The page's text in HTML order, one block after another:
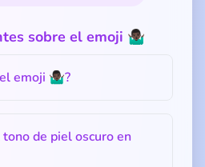
sobre el emoji 🤷🏿‍♂️
🤷🏿‍♂️?
de piel oscuro en